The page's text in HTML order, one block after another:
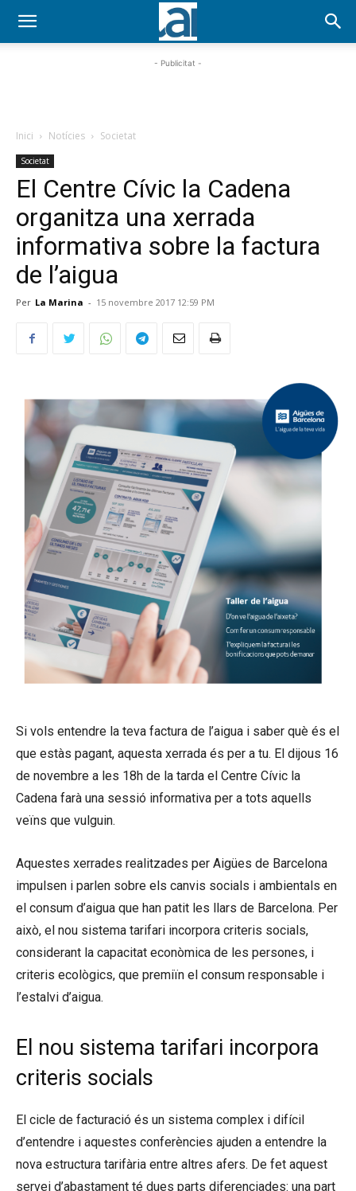
- Publicitat -
Inici Notícies Societat
Societat
El Centre Cívic la Cadena
organitza una xerrada
informativa sobre la factura
de l’aigua
Per La Marina - 15 novembre 2017 12:59 PM
Si vols entendre la teva factura de l’aigua i saber què és el
que estàs pagant, aquesta xerrada és per a tu. El dijous 16
de novembre a les 18h de la tarda el Centre Cívic la
Cadena farà una sessió informativa per a tots aquells
veïns que vulguin.
Aquestes xerrades realitzades per Aigües de Barcelona
impulsen i parlen sobre els canvis socials i ambientals en
el consum d’aigua que han patit les llars de Barcelona. Per
això, el nou sistema tarifari incorpora criteris socials,
considerant la capacitat econòmica de les persones, i
criteris ecològics, que premiïn el consum responsable i
l’estalvi d’aigua.
El nou sistema tarifari incorpora
criteris socials
El cicle de facturació és un sistema complex i difícil
d’entendre i aquestes conferències ajuden a entendre la
nova estructura tarifària entre altres afers. De fet aquest
servei d’abastament té dues parts diferenciades: una part